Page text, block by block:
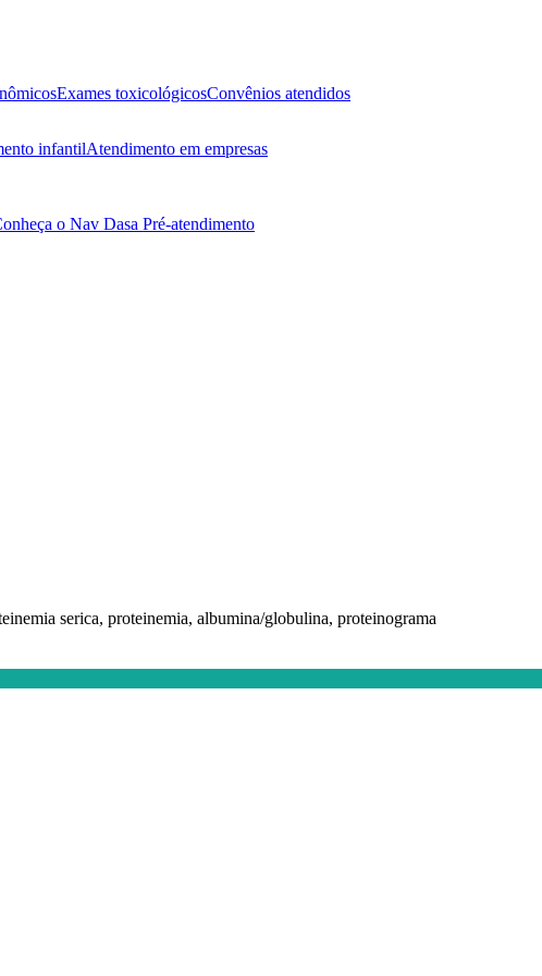
Exames toxicológicosConvênios atendidos
infantilAtendimento em empresas
o Nav Dasa Pré-atendimento
serica, proteinemia, albumina/globulina, proteinograma